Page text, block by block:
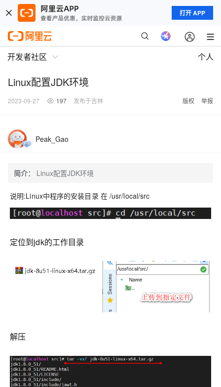
打开 APP
开发者社区 个人
Linux配置JDK环境
2023-09-27 197 发布于吉林 版权 举报
Peak_Gao
简介： Linux配置JDK环境
说明:Linux中程序的安装目录 在 /usr/local/src
定位到jdk的工作目录
解压